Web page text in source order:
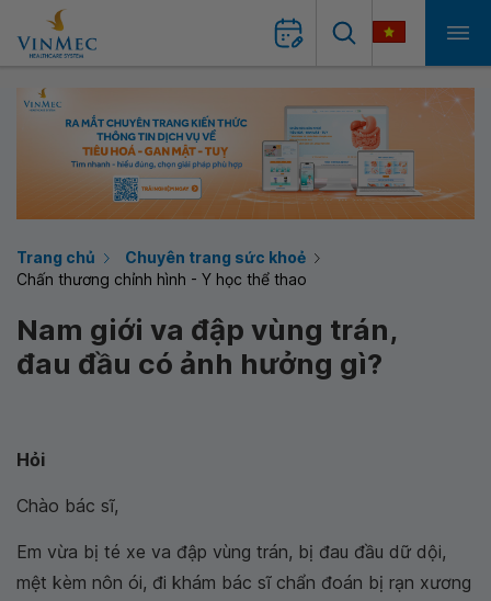
Trang chủ
Chuyên trang sức khoẻ
Chấn thương chỉnh hình - Y học thể thao
Nam giới va đập vùng trán,
đau đầu có ảnh hưởng gì?
Hỏi
Chào bác sĩ,
Em vừa bị té xe va đập vùng trán, bị đau đầu dữ dội,
mệt kèm nôn ói, đi khám bác sĩ chẩn đoán bị rạn xương